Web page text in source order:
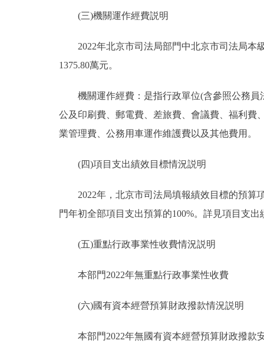
(三)機關運作經費説明
2022年北京市司法局部門中北京市司法局本
1375.80萬元。
機關運作經費：是指行政單位(含參照公務員
公及印刷費、郵電費、差旅費、會議費、福利費
業管理費、公務用車運作維護費以及其他費用。
(四)項目支出績效目標情況説明
2022年，北京市司法局填報績效目標的預算項
門年初全部項目支出預算的100%。詳見項目支出
(五)重點行政事業性收費情況説明
本部門2022年無重點行政事業性收費
(六)國有資本經營預算財政撥款情況説明
本部門2022年無國有資本經營預算財政撥款